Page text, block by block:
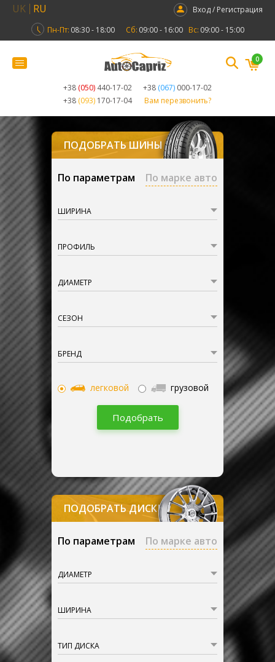
UK RU
Вход / Регистрация
Пн-Пт: 08:30 - 18:00 Сб: 09:00 - 16:00 Вс: 09:00 - 15:00
+38 (050) 440-17-02 +38 (067) 000-17-02
+38 (093) 170-17-04 Вам перезвонить?
0
ПОДОБРАТЬ ШИНЫ
По параметрам По марке авто
ШИРИНА
ПРОФИЛЬ
ДИАМЕТР
СЕЗОН
БРЕНД
легковой грузовой
Подобрать
ПОДОБРАТЬ ДИСКИ
По параметрам По марке авто
ДИАМЕТР
ШИРИНА
ТИП ДИСКА